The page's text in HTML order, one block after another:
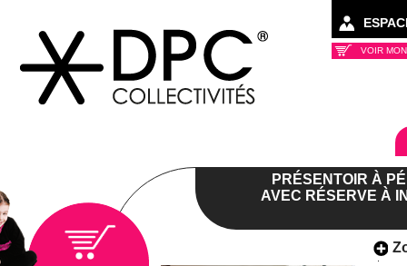
VOIR
PRÉSENTOIR À
AVEC RÉSERVE À